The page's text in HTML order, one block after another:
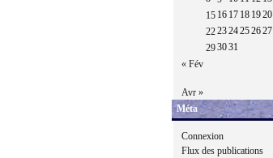
15 16 17 18 1920
222324252627
293031
« Fév
Avr »
Méta
Connexion
Flux des publications